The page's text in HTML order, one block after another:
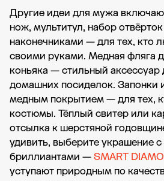
Другие идеи для мужа
нож, мультитул, набор
наконечниками — для тех, кто
своими руками. Медная фляга
коньяка — стильный аксессуар
домашних посиделок. Запонки
медным покрытием — для тех,
костюмы. Тёплый свитер или
отсылка к шерстяной
удивить, выберите украшение
бриллиантами — SMART
уступают природным по